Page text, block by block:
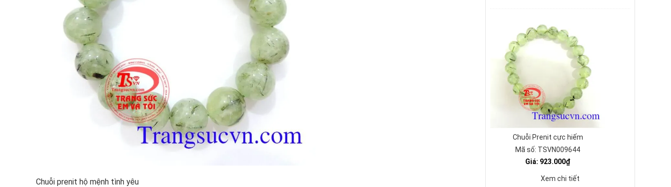
Chuỗi prenit hộ mệnh tình yêu
Chuỗi Prenit cực hiếm
Mã số: TSVN009644
Giá: 923.000₫
Xem chi tiết